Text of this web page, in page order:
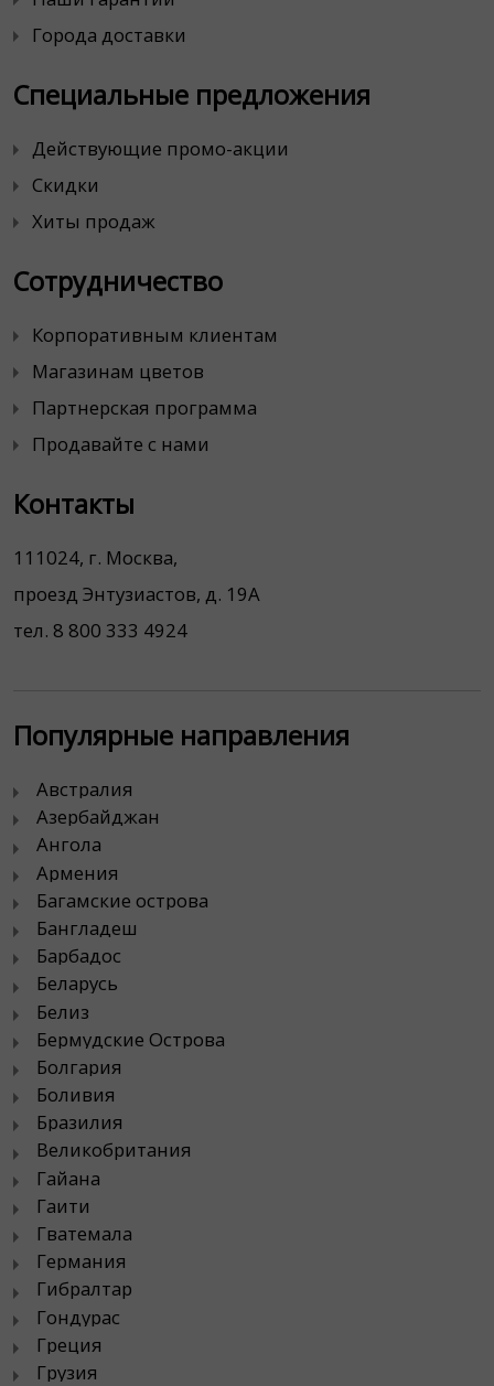
Города доставки
Специальные предложения
Действующие промо-акции
Скидки
Хиты продаж
Сотрудничество
Корпоративным клиентам
Магазинам цветов
Партнерская программа
Продавайте с нами
Контакты
111024, г. Москва,
проезд Энтузиастов, д. 19А
тел. 8 800 333 4924
Популярные направления
Австралия
Азербайджан
Ангола
Армения
Багамские острова
Бангладеш
Барбадос
Беларусь
Белиз
Бермудские Острова
Болгария
Боливия
Бразилия
Великобритания
Гайана
Гаити
Гватемала
Германия
Гибралтар
Гондурас
Греция
Грузия